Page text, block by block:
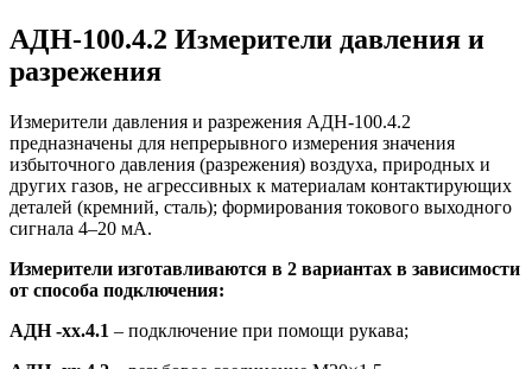
АДН-100.4.2 Измерители давления и
разрежения
Измерители давления и разрежения АДН-100.4.2
предназначены для непрерывного измерения значения
избыточного давления (разрежения) воздуха, природных и
других газов, не агрессивных к материалам контактирующих
деталей (кремний, сталь); формирования токового выходного
сигнала 4–20 мА.
Измерители изготавливаются в 2 вариантах в зависимости
от способа подключения:
АДН -хх.4.1 – подключение при помощи рукава;